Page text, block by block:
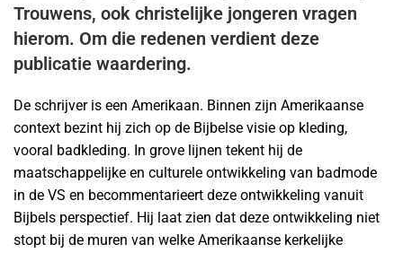
Trouwens, ook christelijke jongeren vragen
hierom. Om die redenen verdient deze
publicatie waardering.
De schrijver is een Amerikaan. Binnen zijn Amerikaanse
context bezint hij zich op de Bijbelse visie op kleding,
vooral badkleding. In grove lijnen tekent hij de
maatschappelijke en culturele ontwikkeling van badmode
in de VS en becommentarieert deze ontwikkeling vanuit
Bijbels perspectief. Hij laat zien dat deze ontwikkeling niet
stopt bij de muren van welke Amerikaanse kerkelijke